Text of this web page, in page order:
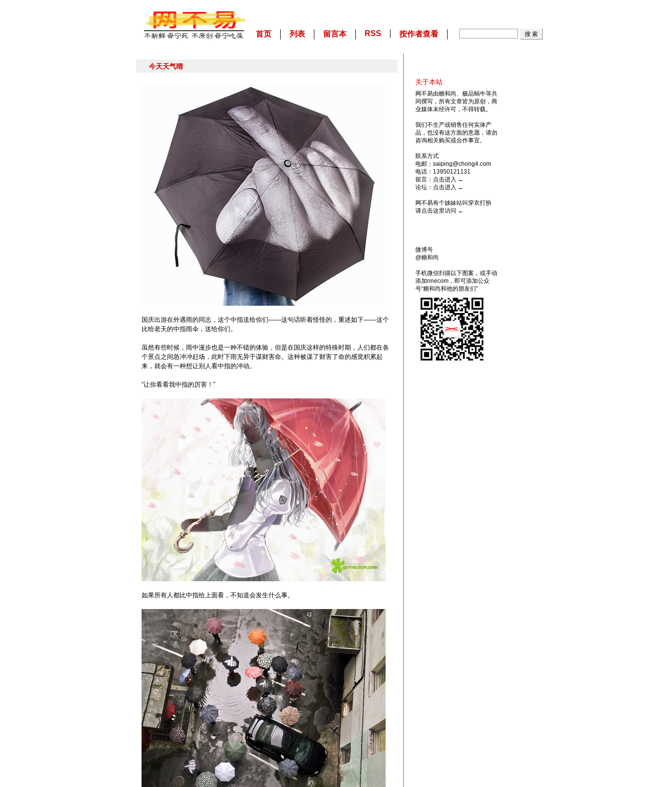
首页 列表 留言本 RSS 按作者查看
今天天气晴
国庆出游在外遇雨的同志，这个中指送给你们——这句话听着怪怪的，重述如下——这个
比给老天的中指雨伞，送给你们。
虽然有些时候，雨中漫步也是一种不错的体验，但是在国庆这样的特殊时期，人们都在各
个景点之间急冲冲赶场，此时下雨无异于谋财害命。这种被谋了财害了命的感觉积累起
来，就会有一种想让别人看中指的冲动。
“让你看看我中指的厉害！”
如果所有人都比中指给上面看，不知道会发生什么事。
关于本站
网不易由糖和尚、极品蜗牛等共
同撰写，所有文章皆为原创，商
业媒体未经许可，不得转载。
我们不生产或销售任何实体产
品，也没有这方面的意愿，请勿
咨询相关购买或合作事宜。
联系方式
电邮：saiping@chong4.com
电话：13950121131
留言： 点击进入 ←
论坛： 点击进入 ←
网不易有个姊妹站叫穿衣打扮
请点击这里访问 ←
微博号
@糖和尚
手机微信扫描以下图案，或手动
添加nnecom，即可添加公众
号“糖和尚和他的朋友们”